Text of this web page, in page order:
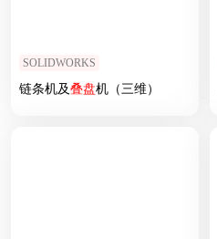
SOLIDWORKS
链条机及叠盘机（三维）